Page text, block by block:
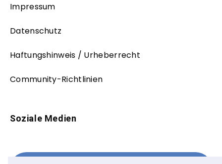
Impressum
Datenschutz
Haftungshinweis / Urheberrecht
Community-Richtlinien
Soziale Medien